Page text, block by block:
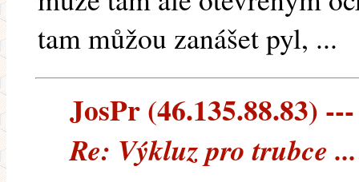
tam můžou zanášet pyl, ...
JosPr (46.135.88.83)
Re: Výkluz pro trubce